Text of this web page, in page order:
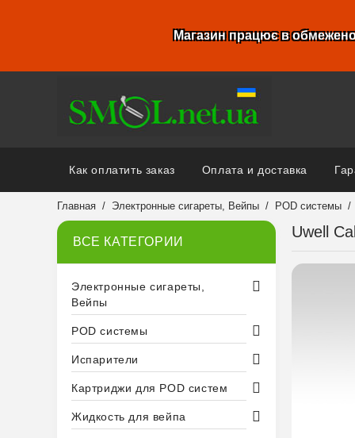
Магазин працює в
Как оплатить заказ Оплата и доставка
Главная Электронные сигареты, Вейпы POD системы
ВСЕ КАТЕГОРИИ
Электронные сигареты,
Вейпы
POD системы
Испарители
Картриджи для POD систем
Жидкость для вейпа
Uwell